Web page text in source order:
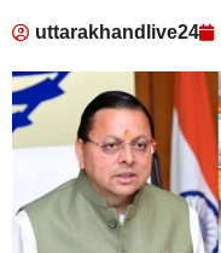
uttarakhandlive24